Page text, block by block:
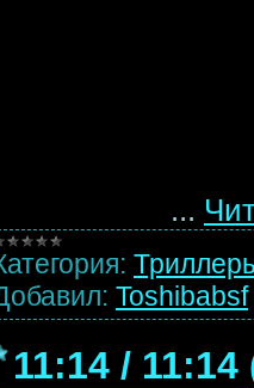
...
Toshibabsf
11:14 / 11:14